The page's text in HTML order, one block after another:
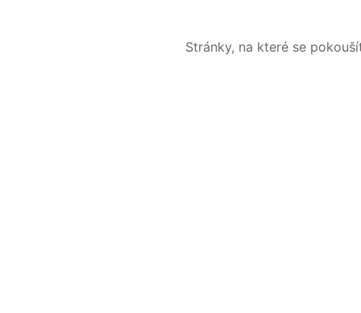
Stránky, na které se